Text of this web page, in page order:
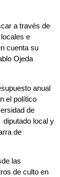
a través de
e
cuenta su
Ojeda
anual
el político
de
diputado local y
de
las
de culto en